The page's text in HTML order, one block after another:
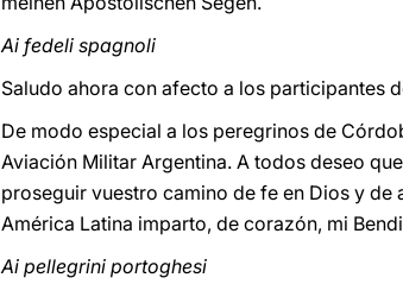
Ai fedeli spagnoli
Saludo ahora con afecto a los participantes
De modo especial a los peregrinos de
Aviación Militar Argentina. A todos deseo
proseguir vuestro camino de fe en Dios y de
América Latina imparto, de corazón, mi
Ai pellegrini portoghesi